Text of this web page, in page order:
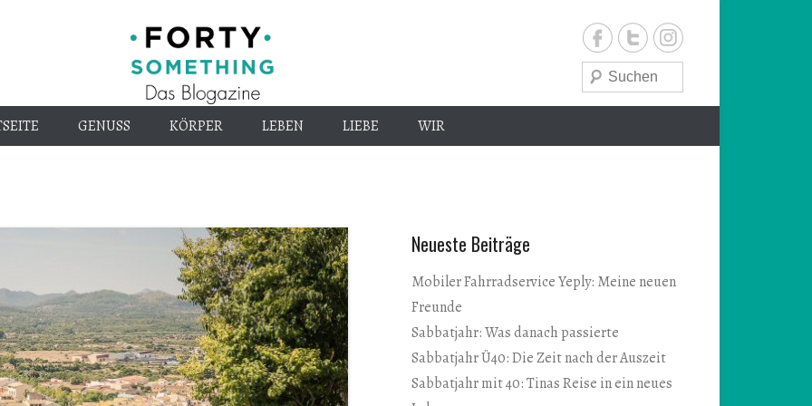
40-
Suche
GENUSS KÖRPER LEBEN LIEBE WIR
Neueste Beiträge
Mobiler Fahrradservice Yeply: Meine neuen
Freunde
Sabbatjahr: Was danach passierte
Sabbatjahr Ü40: Die Zeit nach der Auszeit
Sabbatjahr mit 40: Tinas Reise in ein neues